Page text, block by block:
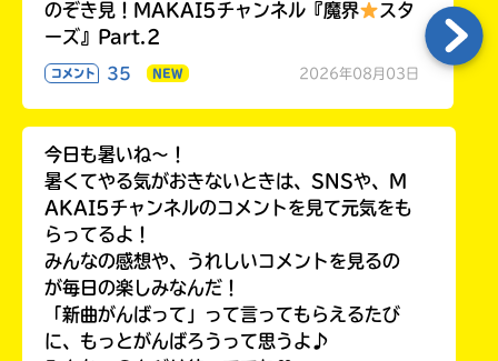
のぞき見！MAKAI5チャンネル『魔界
スタ
ーズ』Part.2
コメント 35 NEW 2026年08月03日
今日も暑いね〜！
暑くてやる気がおきないときは、SNSや、M
AKAI5チャンネルのコメントを見て元気をも
らってるよ！
みんなの感想や、うれしいコメントを見るの
が毎日の楽しみなんだ！
「新曲がんばって」って言ってもらえるたび
に、もっとがんばろうって思うよ♪